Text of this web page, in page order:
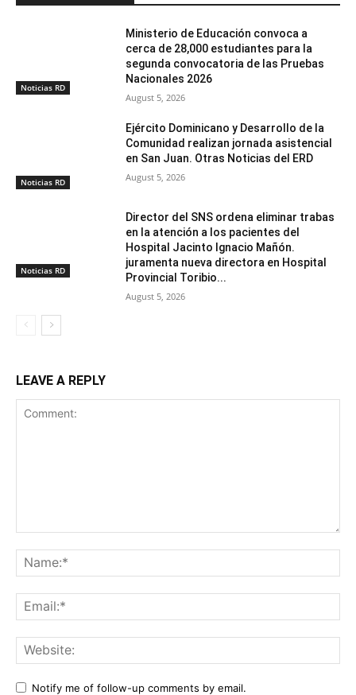
Noticias RD
Ministerio de Educación convoca a
cerca de 28,000 estudiantes para la
segunda convocatoria de las Pruebas
Nacionales 2026
August 5, 2026
Noticias RD
Ejército Dominicano y Desarrollo de la
Comunidad realizan jornada asistencial
en San Juan. Otras Noticias del ERD
August 5, 2026
Noticias RD
Director del SNS ordena eliminar trabas
en la atención a los pacientes del
Hospital Jacinto Ignacio Mañón.
juramenta nueva directora en Hospital
Provincial Toribio...
August 5, 2026
LEAVE A REPLY
Notify me of follow-up comments by email.